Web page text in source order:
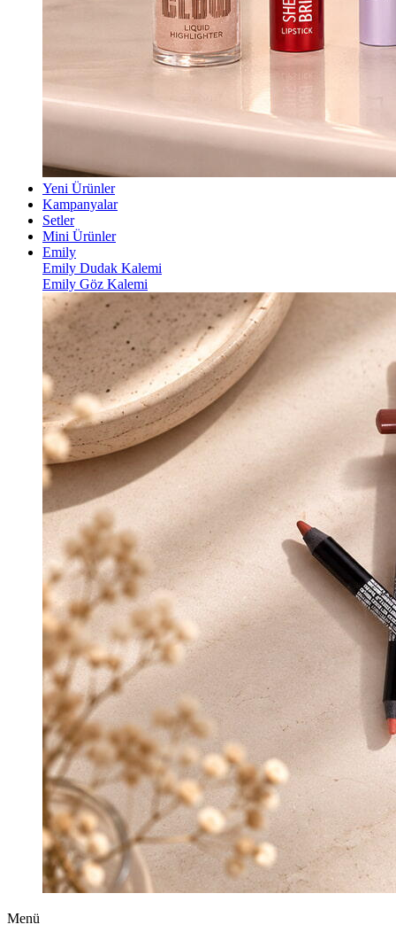
Yeni Ürünler
Kampanyalar
Setler
Mini Ürünler
Emily
Emily Dudak Kalemi
Emily Göz Kalemi
Menü